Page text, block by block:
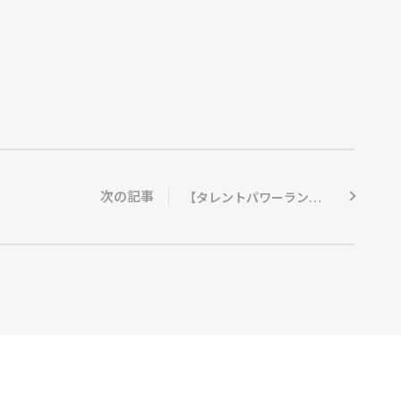
次の記事 【タレントパワーランキング】2024年ネクストブレイクランキングを発表！男性タレント1位は窪塚愛流、女性タレント1位は出口夏希